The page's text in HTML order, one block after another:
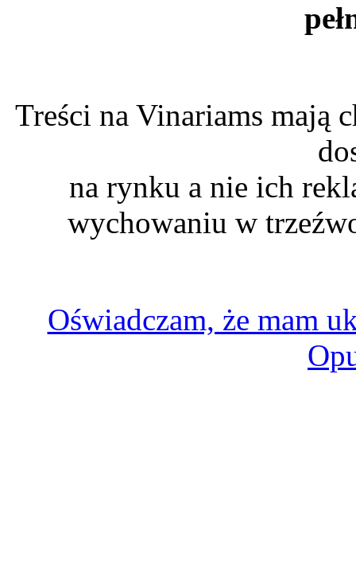
Treści na Vinariams mają
na rynku a nie ich
wychowaniu w
Oświadczam, że mam